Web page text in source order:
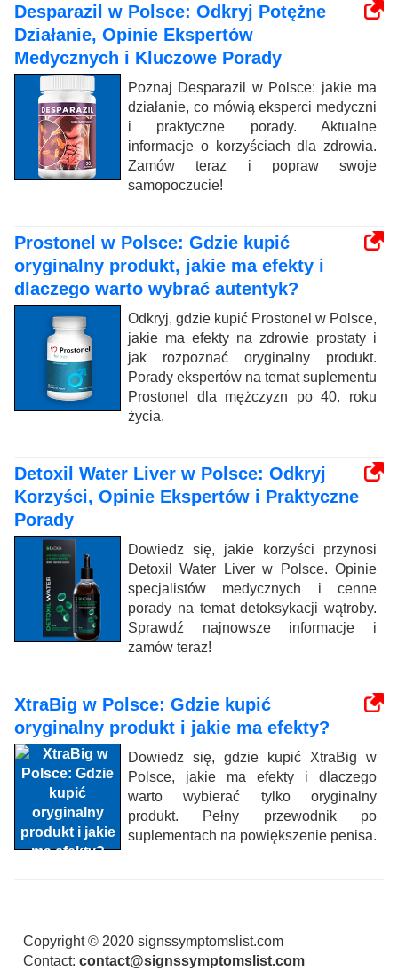
Desparazil w Polsce: Odkryj Potężne
Działanie, Opinie Ekspertów
Medycznych i Kluczowe Porady
Poznaj Desparazil w Polsce: jakie ma
działanie, co mówią eksperci medyczni
i praktyczne porady. Aktualne
informacje o korzyściach dla zdrowia.
Zamów teraz i popraw swoje
samopoczucie!
Prostonel w Polsce: Gdzie kupić
oryginalny produkt, jakie ma efekty i
dlaczego warto wybrać autentyk?
Odkryj, gdzie kupić Prostonel w Polsce,
jakie ma efekty na zdrowie prostaty i
jak rozpoznać oryginalny produkt.
Porady ekspertów na temat suplementu
Prostonel dla mężczyzn po 40. roku
życia.
Detoxil Water Liver w Polsce: Odkryj
Korzyści, Opinie Ekspertów i Praktyczne
Porady
Dowiedz się, jakie korzyści przynosi
Detoxil Water Liver w Polsce. Opinie
specjalistów medycznych i cenne
porady na temat detoksykacji wątroby.
Sprawdź najnowsze informacje i
zamów teraz!
XtraBig w Polsce: Gdzie kupić
oryginalny produkt i jakie ma efekty?
Dowiedz się, gdzie kupić XtraBig w
Polsce, jakie ma efekty i dlaczego
warto wybierać tylko oryginalny
produkt. Pełny przewodnik po
suplementach na powiększenie penisa.
Copyright © 2020 signssymptomslist.com
Contact: contact@signssymptomslist.com